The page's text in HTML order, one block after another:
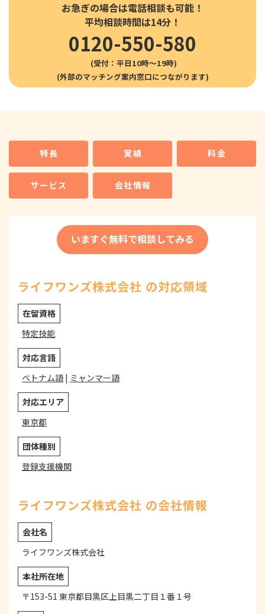
お急ぎの場合は電話相談も可能！
平均相談時間は14分！
0120-550-580
(受付：平日10時〜19時)
特長 実績 料金
サービス 会社情報
いますぐ無料で相談してみる
ライフワンズ株式会社 の対応領域
在留資格
特定技能
対応言語
ベトナム語| ミャンマー語
対応エリア
東京都
団体種別
登録支援機関
ライフワンズ株式会社 の会社情報
会社名
ライフワンズ株式会社
本社所在地
〒153-51 東京都目黒区上目黒二丁目１番１号